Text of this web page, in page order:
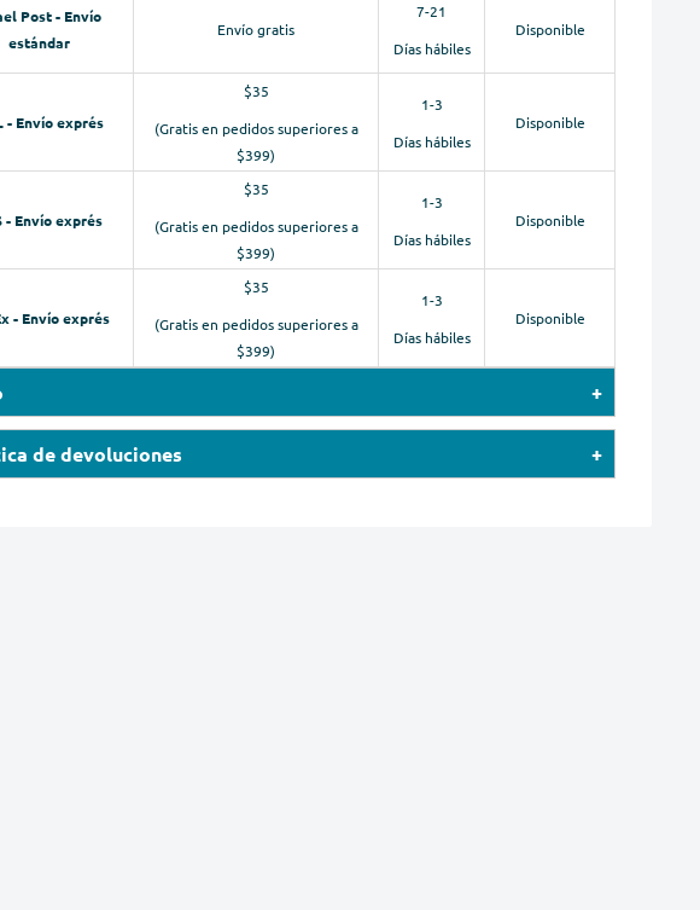
Post - Envío
estándar
Envío gratis
7-21
Días hábiles
Disponible
- Envío exprés
$35
(Gratis en pedidos superiores a
$399)
1-3
Días hábiles
Disponible
- Envío exprés
$35
(Gratis en pedidos superiores a
$399)
1-3
Días hábiles
Disponible
- Envío exprés
$35
(Gratis en pedidos superiores a
$399)
1-3
Días hábiles
Disponible
tienda en línea acepta pagos con tarjetas de crédito (Visa,
Maestro, American Express), PayPal y Apple Pay.
de devoluciones